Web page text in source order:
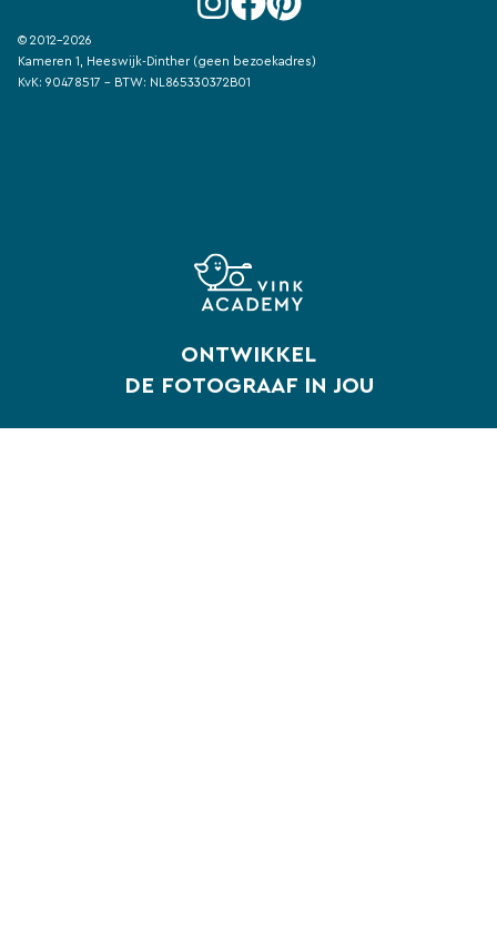
© 2012-2026
Kameren 1, Heeswijk-Dinther (geen bezoekadres)
KvK: 90478517 - BTW: NL865330372B01
ONTWIKKEL
DE FOTOGRAAF IN JOU